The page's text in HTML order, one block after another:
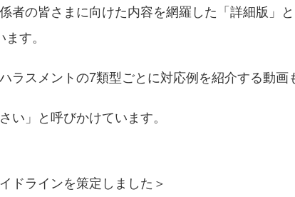
者の皆さまに向けた内容を網羅した「詳細版」
す。
ラスメントの7類型ごとに対応例を紹介する動画
い」と呼びかけています。
ドラインを策定しました＞